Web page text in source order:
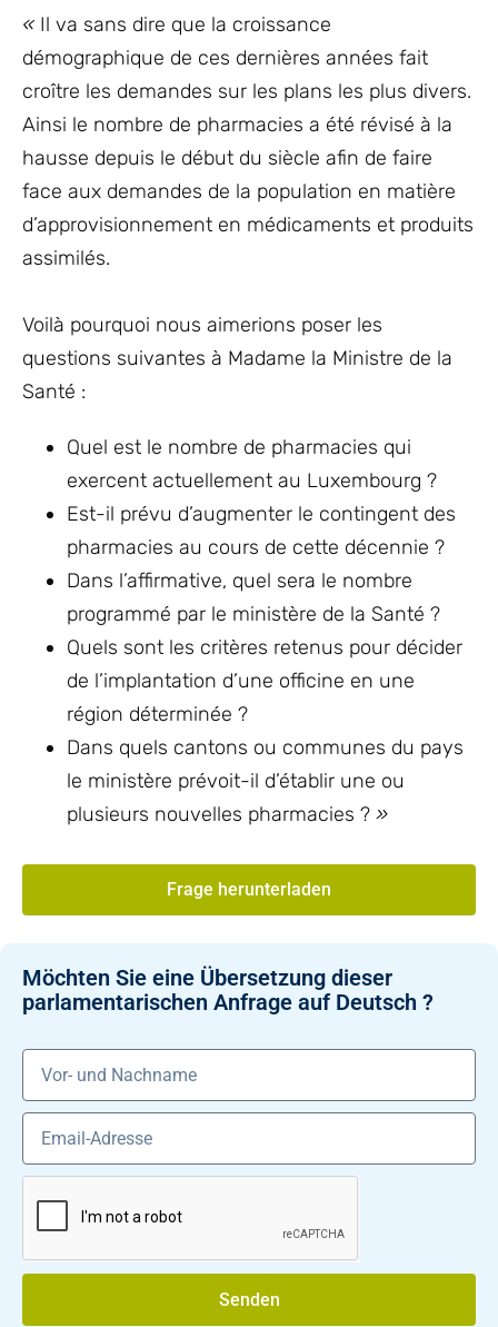
« Il va sans dire que la croissance
démographique de ces dernières années fait
croître les demandes sur les plans les plus divers.
Ainsi le nombre de pharmacies a été révisé à la
hausse depuis le début du siècle afin de faire
face aux demandes de la population en matière
d’approvisionnement en médicaments et produits
assimilés.
Voilà pourquoi nous aimerions poser les
questions suivantes à Madame la Ministre de la
Santé :
Quel est le nombre de pharmacies qui
exercent actuellement au Luxembourg ?
Est-il prévu d’augmenter le contingent des
pharmacies au cours de cette décennie ?
Dans l’affirmative, quel sera le nombre
programmé par le ministère de la Santé ?
Quels sont les critères retenus pour décider
de l’implantation d’une officine en une
région déterminée ?
Dans quels cantons ou communes du pays
le ministère prévoit-il d’établir une ou
plusieurs nouvelles pharmacies ? »
Frage herunterladen
Möchten Sie eine Übersetzung dieser
parlamentarischen Anfrage auf Deutsch ?
Senden